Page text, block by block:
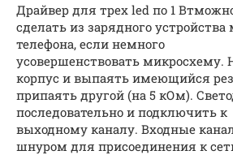
Драйвер для трех led по 1
сделать из зарядного
телефона, если немного
усовершенствовать микросхему.
корпус и выпаять имеющийся
припаять другой (на 5 кОм).
последовательно и подключить к
выходному каналу. Входные
шнуром для присоединения к